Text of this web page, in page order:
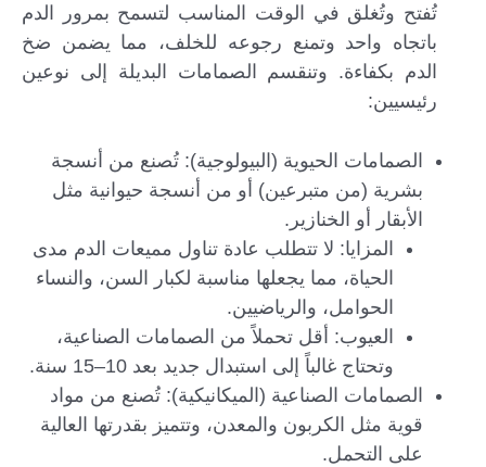
تُفتح وتُغلق في الوقت المناسب لتسمح بمرور الدم
باتجاه واحد وتمنع رجوعه للخلف، مما يضمن ضخ
الدم بكفاءة. وتنقسم الصمامات البديلة إلى نوعين
رئيسيين:
الصمامات الحيوية (البيولوجية): تُصنع من أنسجة
بشرية (من متبرعين) أو من أنسجة حيوانية مثل
الأبقار أو الخنازير.
المزايا: لا تتطلب عادة تناول مميعات الدم مدى
الحياة، مما يجعلها مناسبة لكبار السن، والنساء
الحوامل، والرياضيين.
العيوب: أقل تحملاً من الصمامات الصناعية،
وتحتاج غالباً إلى استبدال جديد بعد 10–15 سنة.
الصمامات الصناعية (الميكانيكية): تُصنع من مواد
قوية مثل الكربون والمعدن، وتتميز بقدرتها العالية
على التحمل.